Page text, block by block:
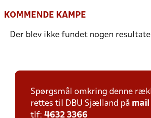
KOMMENDE KAMPE
Der blev ikke fundet nogen
Spørgsmål omkring denne
rettes til DBU Sjælland på mail
tlf: 4632 3366